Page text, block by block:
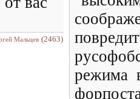
Мальцев (2463)
режима